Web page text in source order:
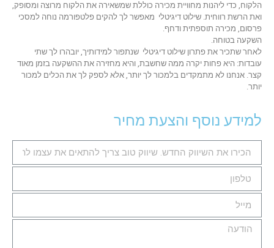
הלקוח, כדי ליהנות מחוויית מכירה כוללת שמשאירה את הלקוח מרוצה ומסופק,
ואת הרשת רווחית. שילוט דיגיטלי מאפשר לך להקים פלטפורמה נוחה למסכי
פרסום, מכירה תוספתית ודחף.
השקעה בטוחה.
לאחר שתכיר את פתרון שילוט דיגיטלי שנתפור למידותיך, יובהרו לך שתי
עובדות: היא פחות יקרה ממה שחשבת, והיא מחזירה את ההשקעה בזמן מאוד
קצר. אנחנו לא מתמקדים בלמכור לך יותר, אלא לספק לך את הכלים למכור
יותר.
למידע נוסף והצעת מחיר